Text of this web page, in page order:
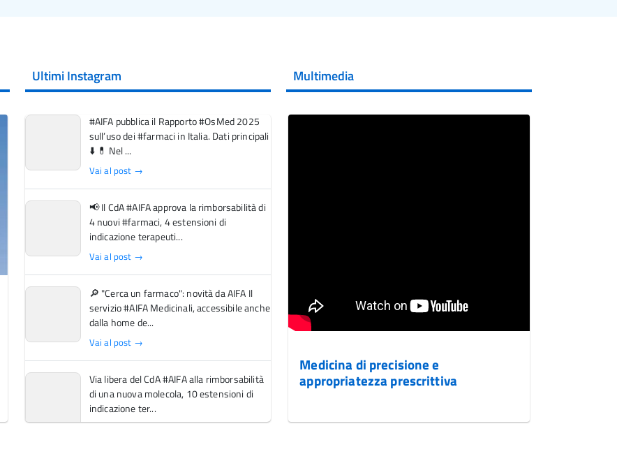
Ultimi Instagram
#AIFA pubblica il Rapporto #OsMed 2025
sull’uso dei #farmaci in Italia. Dati principali
⬇️ 💊 Nel ...
Vai al post →
📢 Il CdA #AIFA approva la rimborsabilità di
4 nuovi #farmaci, 4 estensioni di
indicazione terapeuti...
Vai al post →
🔎 "Cerca un farmaco": novità da AIFA Il
servizio #AIFA Medicinali, accessibile anche
dalla home de...
Vai al post →
Via libera del CdA #AIFA alla rimborsabilità
di una nuova molecola, 10 estensioni di
indicazione ter...
Multimedia
Medicina di precisione e
appropriatezza prescrittiva